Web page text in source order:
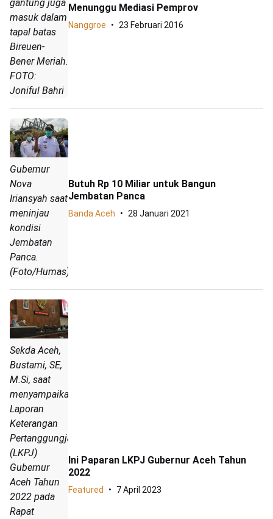
gantung juga
masuk dalam
tapal batas
Bireuen-
Bener Meriah.
FOTO:
Joniful Bahri
Menunggu Mediasi Pemprov
Nanggroe 23 Februari 2016
Gubernur
Nova
Iriansyah saat
meninjau
kondisi
Jembatan
Panca.
(Foto/Humas)
Butuh Rp 10 Miliar untuk Bangun
Jembatan Panca
Banda Aceh 28 Januari 2021
Sekda Aceh,
Bustami, SE,
M.Si, saat
menyampaikan
Laporan
Keterangan
Pertanggungjawaban
(LKPJ)
Gubernur
Aceh Tahun
2022 pada
Rapat
Ini Paparan LKPJ Gubernur Aceh Tahun
2022
Featured 7 April 2023